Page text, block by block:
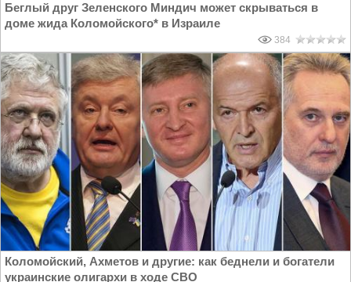
Беглый друг Зеленского Миндич может скрываться в
доме жида Коломойского* в Израиле
384
Коломойский, Ахметов и другие: как беднели и богатели
украинские олигархи в ходе СВО